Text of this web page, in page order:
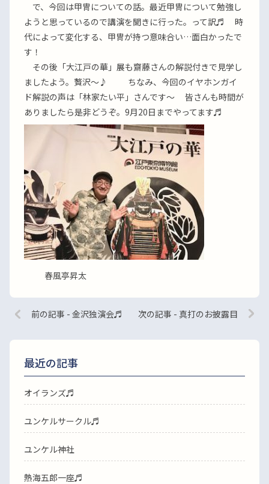
で、今回は甲冑についての話。最近甲冑について勉強し
ようと思っているので講演を聞きに行った。って訳♬ 時
代によって変化する、甲冑が持つ意味合い…面白かったで
す！
その後「大江戸の華」展も齋藤さんの解説付きで見学し
ましたよう。贅沢〜♪ ちなみ、今回のイヤホンガイ
ド解説の声は「林家たい平」さんです〜 皆さんも時間が
ありましたら是非どうぞ。9月20日までやってます♬
春風亭昇太
前の記事 - 金沢独演会♬ 次の記事 - 真打のお披露目
最近の記事
オイランズ♬
ユンケルサークル♬
ユンケル神社
熱海五郎一座♬